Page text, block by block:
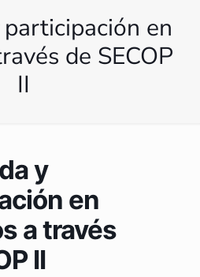
en
de SECOP
II
y
en
a través
II